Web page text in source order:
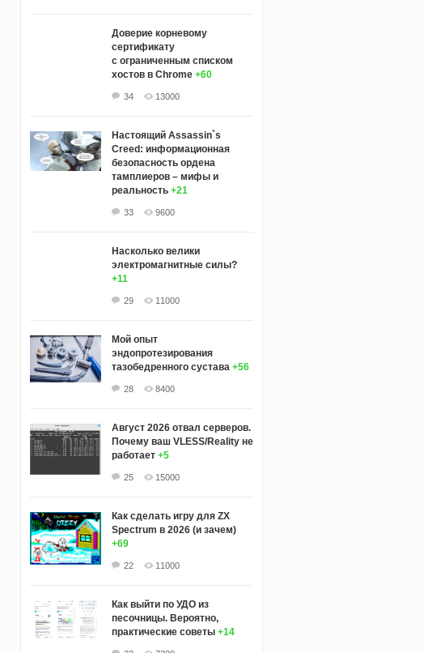
Доверие корневому
сертификату
с ограниченным списком
хостов в Chrome +60
34 13000
Настоящий Assassin`s
Creed: информационная
безопасность ордена
тамплиеров – мифы и
реальность +21
33 9600
Насколько велики
электромагнитные силы?
+11
29 11000
Мой опыт
эндопротезирования
тазобедренного сустава +56
28 8400
Август 2026 отвал серверов.
Почему ваш VLESS/Reality не
работает +5
25 15000
Как сделать игру для ZX
Spectrum в 2026 (и зачем)
+69
22 11000
Как выйти по УДО из
песочницы. Вероятно,
практические советы +14